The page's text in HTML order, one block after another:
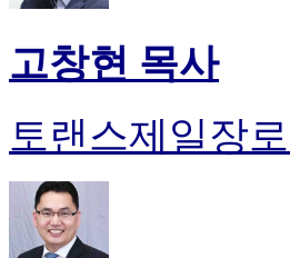
고창현 목사
토랜스제일장